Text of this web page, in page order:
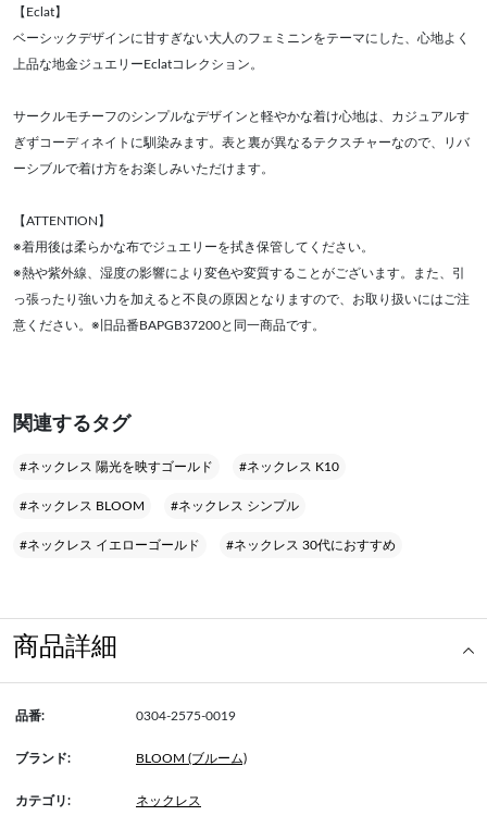
【Eclat】
ベーシックデザインに甘すぎない大人のフェミニンをテーマにした、心地よく
上品な地金ジュエリーEclatコレクション。
サークルモチーフのシンプルなデザインと軽やかな着け心地は、カジュアルす
ぎずコーディネイトに馴染みます。表と裏が異なるテクスチャーなので、リバ
ーシブルで着け方をお楽しみいただけます。
【ATTENTION】
※着用後は柔らかな布でジュエリーを拭き保管してください。
※熱や紫外線、湿度の影響により変色や変質することがございます。また、引
っ張ったり強い力を加えると不良の原因となりますので、お取り扱いにはご注
意ください。※旧品番BAPGB37200と同一商品です。
関連するタグ
#ネックレス 陽光を映すゴールド #ネックレス K10
#ネックレス BLOOM #ネックレス シンプル
#ネックレス イエローゴールド #ネックレス 30代におすすめ
商品詳細
品番: 0304-2575-0019
ブランド: BLOOM (ブルーム)
カテゴリ: ネックレス